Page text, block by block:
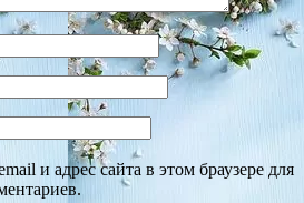
и адрес сайта в этом браузере для